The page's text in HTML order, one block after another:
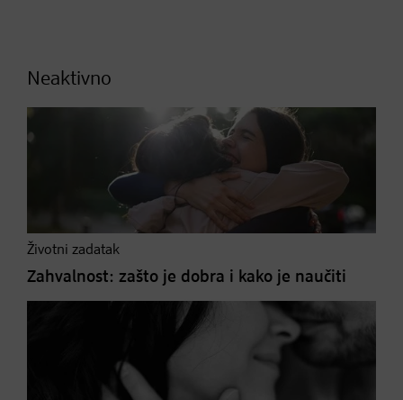
Neaktivno
Životni zadatak
Zahvalnost: zašto je dobra i kako je naučiti